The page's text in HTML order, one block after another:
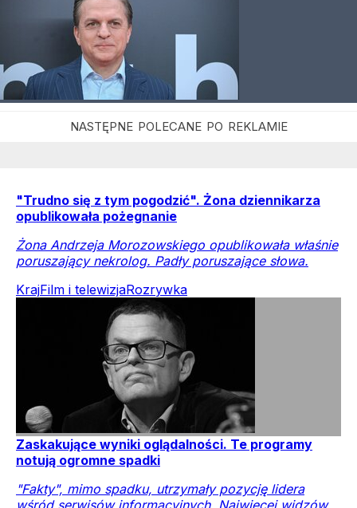
"Trudno się z tym pogodzić". Żona dziennikarza
opublikowała pożegnanie
Żona Andrzeja Morozowskiego opublikowała właśnie
poruszający nekrolog. Padły poruszające słowa.
KrajFilm i telewizjaRozrywka
Zaskakujące wyniki oglądalności. Te programy
notują ogromne spadki
"Fakty", mimo spadku, utrzymały pozycję lidera
wśród serwisów informacyjnych. Najwięcej widzów